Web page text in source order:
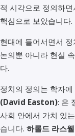
적 시각으로 정의하면
핵심으로 보았습니다.
현대에 들어서면서
논의뿐 아니라 현실
다.
정치의 정의는 학자
(David Easton): 은
사회 안에서 가치 있
습니다. 하롤드 라스